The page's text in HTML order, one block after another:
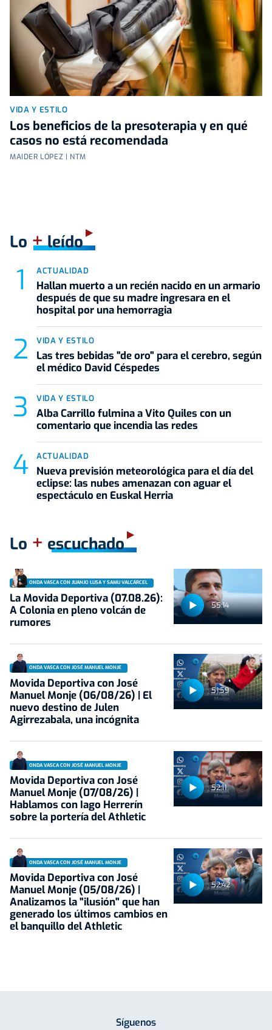
VIDA Y ESTILO
Los beneficios de la presoterapia y en qué
casos no está recomendada
MAIDER LÓPEZ | NTM
Lo +leído
ACTUALIDAD
Hallan muerto a un recién nacido en un armario
después de que su madre ingresara en el
hospital por una hemorragia
VIDA Y ESTILO
Las tres bebidas "de oro" para el cerebro, según
el médico David Céspedes
VIDA Y ESTILO
Alba Carrillo fulmina a Vito Quiles con un
comentario que incendia las redes
ACTUALIDAD
Nueva previsión meteorológica para el día del
eclipse: las nubes amenazan con aguar el
espectáculo en Euskal Herria
Lo + escuchado
55:14
ONDA VASCA CON JUANJO LUSA Y SAMU VALCÁRCEL
La Movida Deportiva (07.08.26):
A Colonia en pleno volcán de
rumores
51:59
ONDA VASCA CON JOSÉ MANUEL MONJE
Movida Deportiva con José
Manuel Monje (06/08/26) | El
nuevo destino de Julen
Agirrezabala, una incógnita
52:11
ONDA VASCA CON JOSÉ MANUEL MONJE
Movida Deportiva con José
Manuel Monje (07/08/26) |
Hablamos con Iago Herrerín
sobre la portería del Athletic
52:42
ONDA VASCA CON JOSÉ MANUEL MONJE
Movida Deportiva con José
Manuel Monje (05/08/26) |
Analizamos la "ilusión" que han
generado los últimos cambios en
el banquillo del Athletic
Síguenos